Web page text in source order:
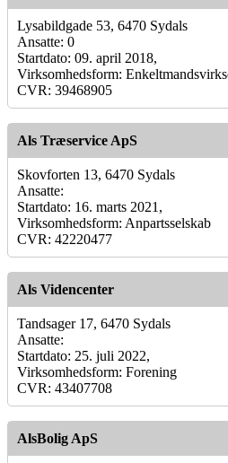
Lysabildgade 53, 6470 Sydals
Ansatte: 0
Startdato: 09. april 2018,
Virksomhedsform:
CVR: 39468905
Als Træservice ApS
Skovforten 13, 6470 Sydals
Ansatte:
Startdato: 16. marts 2021,
Virksomhedsform: Anpartsselskab
CVR: 42220477
Als Videncenter
Tandsager 17, 6470 Sydals
Ansatte:
Startdato: 25. juli 2022,
Virksomhedsform: Forening
CVR: 43407708
AlsBolig ApS